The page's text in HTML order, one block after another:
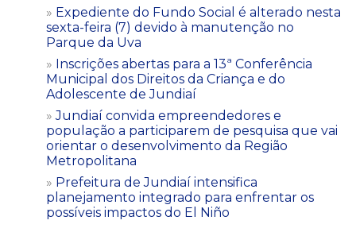
Expediente do Fundo Social é alterado nesta
sexta-feira (7) devido à manutenção no
Parque da Uva
Inscrições abertas para a 13ª Conferência
Municipal dos Direitos da Criança e do
Adolescente de Jundiaí
Jundiaí convida empreendedores e
população a participarem de pesquisa que vai
orientar o desenvolvimento da Região
Metropolitana
Prefeitura de Jundiaí intensifica
planejamento integrado para enfrentar os
possíveis impactos do El Niño